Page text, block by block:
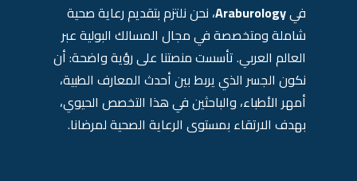
فيAraburology، نحن نلتزم بتقديم رعاية صحية
شاملة ومتخصصة في مجال المسالك البولية عبر
العالم العربي. تأسست منصتنا على رؤية واضحة: أن
نكون الجسر الذي يربط بين أحدث المعارف الطبية،
أمهر الأطباء، والباحثين في هذا التخصص الحيوي،
بهدف الارتقاء بمستوى الرعاية الصحية لمرضانا.